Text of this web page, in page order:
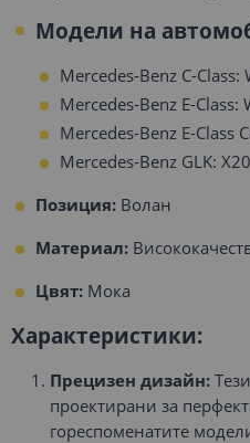
Модели на
Mercedes-Benz C-
Mercedes-Benz E-
Mercedes-Benz E-Class
Mercedes-Benz GLK:
Позиция: Волан
Материал:
Цвят: Мока
Характеристики:
Прецизен дизайн:
проектирани за
гореспоменатите